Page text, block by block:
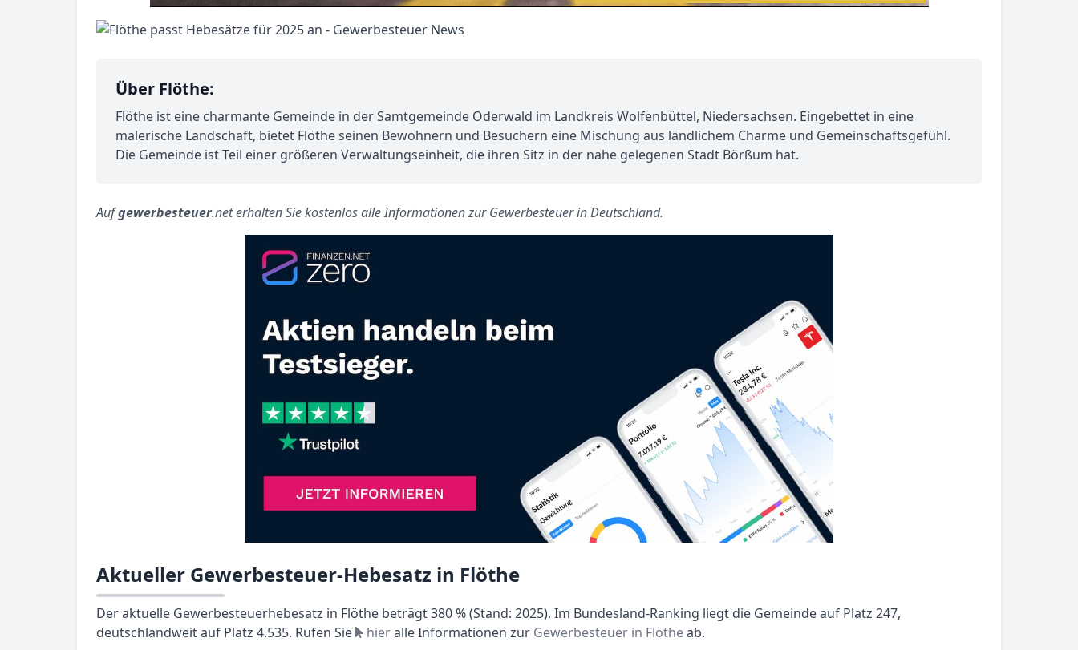
Über Flöthe:
Flöthe ist eine charmante Gemeinde in der Samtgemeinde Oderwald im Landkreis Wolfenbüttel, Niedersachsen. Eingebettet in eine
malerische Landschaft, bietet Flöthe seinen Bewohnern und Besuchern eine Mischung aus ländlichem Charme und Gemeinschaftsgefühl.
Die Gemeinde ist Teil einer größeren Verwaltungseinheit, die ihren Sitz in der nahe gelegenen Stadt Börßum hat.
Aufgewerbesteuer.net erhalten Sie kostenlos alle Informationen zur Gewerbesteuer in Deutschland.
Aktueller Gewerbesteuer-Hebesatz in Flöthe
Der aktuelle Gewerbesteuerhebesatz in Flöthe beträgt 380 % (Stand: 2025). Im Bundesland-Ranking liegt die Gemeinde auf Platz 247,
deutschlandweit auf Platz 4.535. Rufen Sie
hieralle Informationen zur Gewerbesteuer in Flötheab.